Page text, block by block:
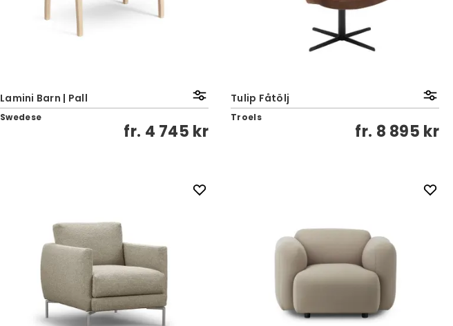
Lamini Barn | Pall
Swedese
fr. 4 745 kr
Tulip Fåtölj
Troels
fr. 8 895 kr